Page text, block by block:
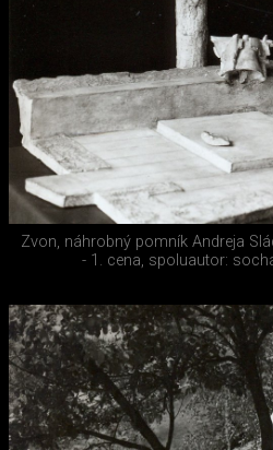
Zvon, náhrobný pomník Andreja
- 1. cena, spoluautor: